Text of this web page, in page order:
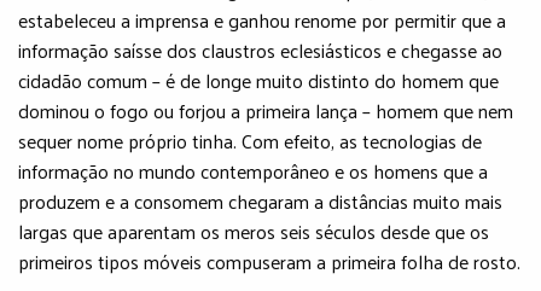
estabeleceu a imprensa e ganhou renome por permitir que a
informação saísse dos claustros eclesiásticos e chegasse ao
cidadão comum – é de longe muito distinto do homem que
dominou o fogo ou forjou a primeira lança – homem que nem
sequer nome próprio tinha. Com efeito, as tecnologias de
informação no mundo contemporâneo e os homens que a
produzem e a consomem chegaram a distâncias muito mais
largas que aparentam os meros seis séculos desde que os
primeiros tipos móveis compuseram a primeira folha de rosto.